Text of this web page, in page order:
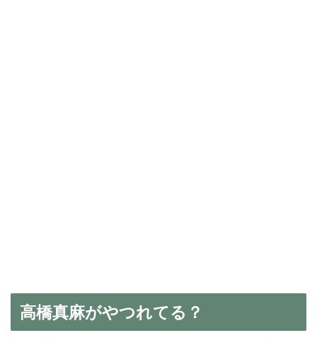
高橋真麻がやつれてる？